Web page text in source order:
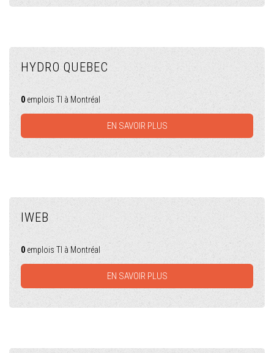
HYDRO QUEBEC
0 emplois TI à Montréal
EN SAVOIR PLUS
IWEB
0 emplois TI à Montréal
EN SAVOIR PLUS